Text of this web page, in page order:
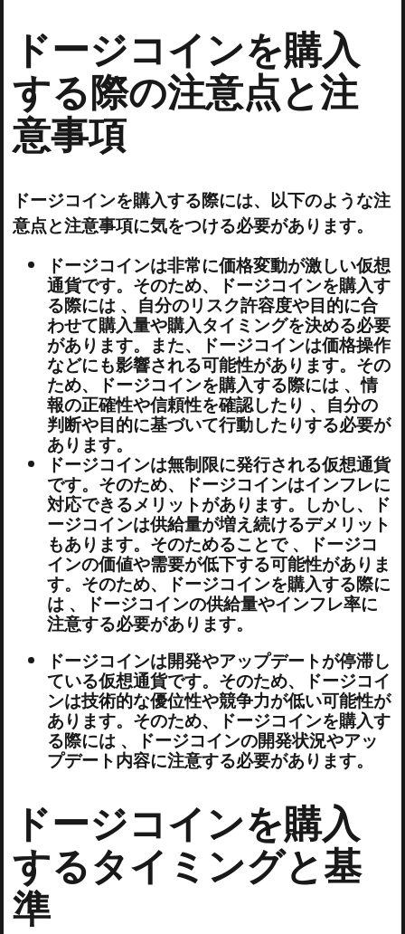
ドージコインを購入
する際の注意点と注
意事項
ドージコインを購入する際には、以下のような注
意点と注意事項に気をつける必要があります。
ドージコインは非常に価格変動が激しい仮想
通貨です。そのため、ドージコインを購入す
る際には 、自分のリスク許容度や目的に合
わせて購入量や購入タイミングを決める必要
があります。また、ドージコインは価格操作
などにも影響される可能性があります。その
ため、ドージコインを購入する際には 、情
報の正確性や信頼性を確認したり 、自分の
判断や目的に基づいて行動したりする必要が
あります。
ドージコインは無制限に発行される仮想通貨
です。そのため、ドージコインはインフレに
対応できるメリットがあります。しかし、ド
ージコインは供給量が増え続けるデメリット
もあります。そのためることで 、ドージコ
インの価値や需要が低下する可能性がありま
す。そのため、ドージコインを購入する際に
は 、ドージコインの供給量やインフレ率に
注意する必要があります。
ドージコインは開発やアップデートが停滞し
ている仮想通貨です。そのため、ドージコイ
ンは技術的な優位性や競争力が低い可能性が
あります。そのため、ドージコインを購入す
る際には 、ドージコインの開発状況やアッ
プデート内容に注意する必要があります。
ドージコインを購入
するタイミングと基
準